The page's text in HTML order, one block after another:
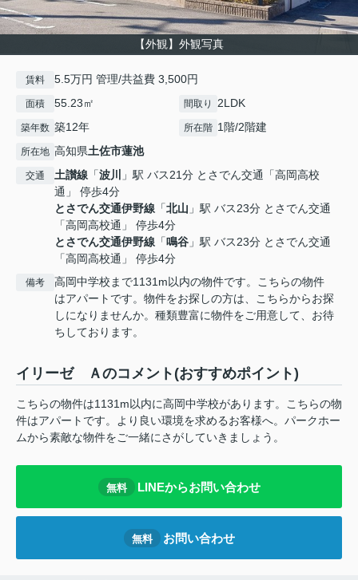
【外観】外観写真
賃料 5.5万円 管理/共益費 3,500円
面積 55.23㎡ 間取り 2LDK
築年数 築12年 所在階 1階/2階建
所在地 高知県土佐市蓮池
交通 土讃線 「波川
」駅 バス21分 とさでん交通「高岡高校
通」 停歩4分
とさでん交通伊野線 「北山 」駅 バス23分 とさでん交通
「高岡高校通」 停歩4分
とさでん交通伊野線 「鳴谷 」駅 バス23分 とさでん交通
「高岡高校通」 停歩4分
備考
高岡中学校まで1131m以内の物件です。こちらの物件
はアパートです。物件をお探しの方は、こちらからお探
しになりませんか。種類豊富に物件をご用意して、お待
ちしております。
イリーゼ Ａのコメント(おすすめポイント)
こちらの物件は1131m以内に高岡中学校があります。こちらの物
件はアパートです。より良い環境を求めるお客様へ。パークホー
ムから素敵な物件をご一緒にさがしていきましょう。
無料 LINEからお問い合わせ
無料 お問い合わせ